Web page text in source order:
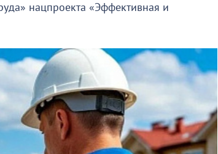
нацпроекта «Эффективная и